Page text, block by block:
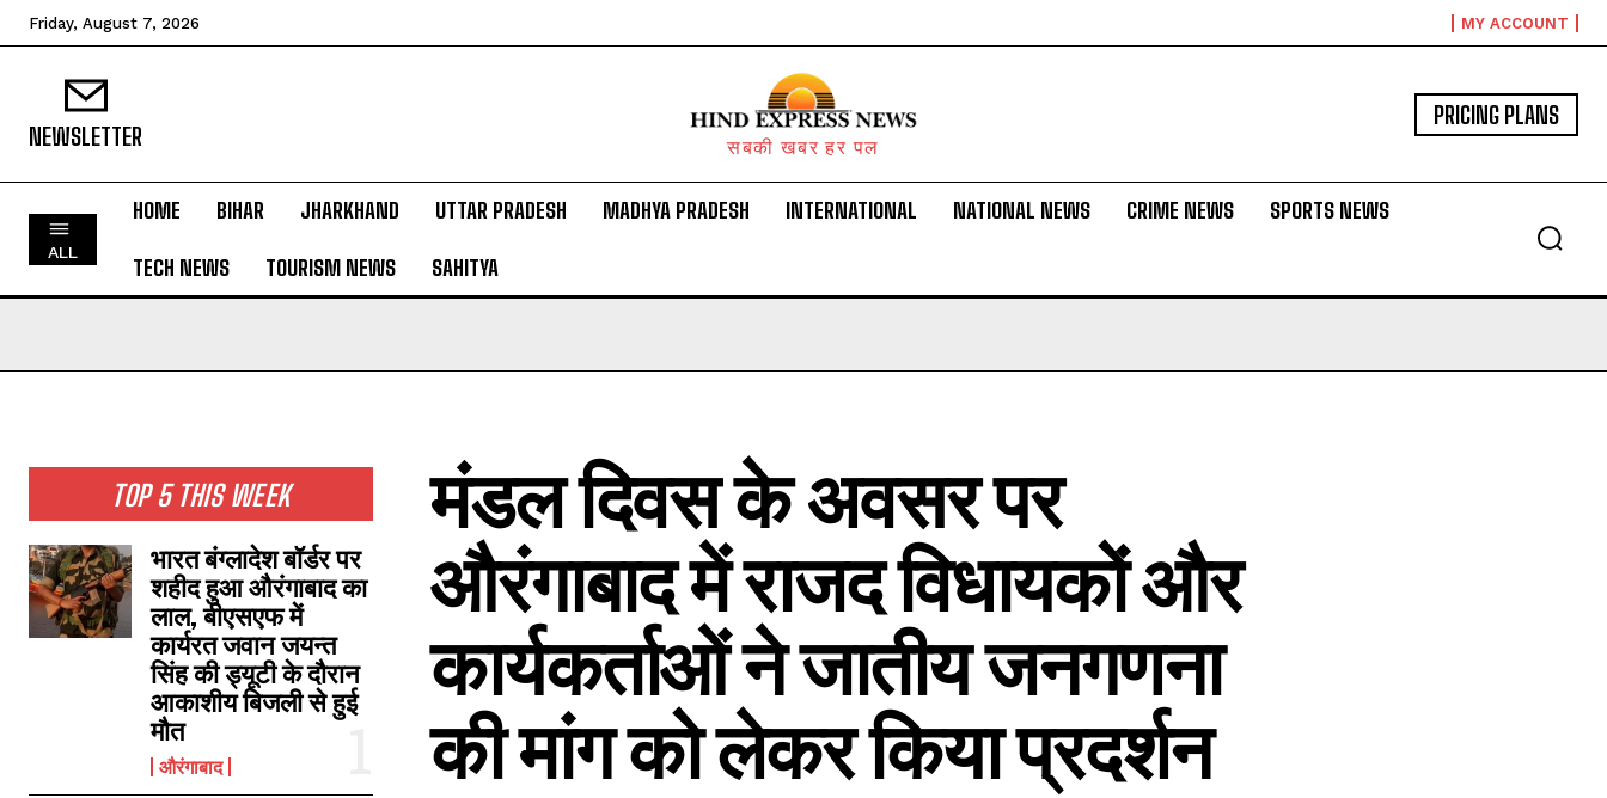
BIHAR
NATIONAL NEWS
CRIME NEWS
SPORTS NEWS
TECH NEWS
TOURISM NEWS
SEE PRICING
Friday, August 7, 2026 MY ACCOUNT
NEWSLETTER सबकी खबर हर पल
PRICING PLANS
ALL
HOME BIHAR JHARKHAND UTTAR PRADESH MADHYA PRADESH INTERNATIONAL NATIONAL NEWS CRIME NEWS SPORTS NEWS
TECH NEWS TOURISM NEWS SAHITYA
TOP 5 THIS WEEK
भारत बंग्लादेश बॉर्डर पर
शहीद हुआ औरंगाबाद का
लाल, बीएसएफ में
कार्यरत जवान जयन्त
सिंह की ड्यूटी के दौरान
आकाशीय बिजली से हुई
मौत
औरंगाबाद
मंडल दिवस के अवसर पर
औरंगाबाद में राजद विधायकों और
कार्यकर्ताओं ने जातीय जनगणना
की मांग को लेकर किया प्रदर्शन